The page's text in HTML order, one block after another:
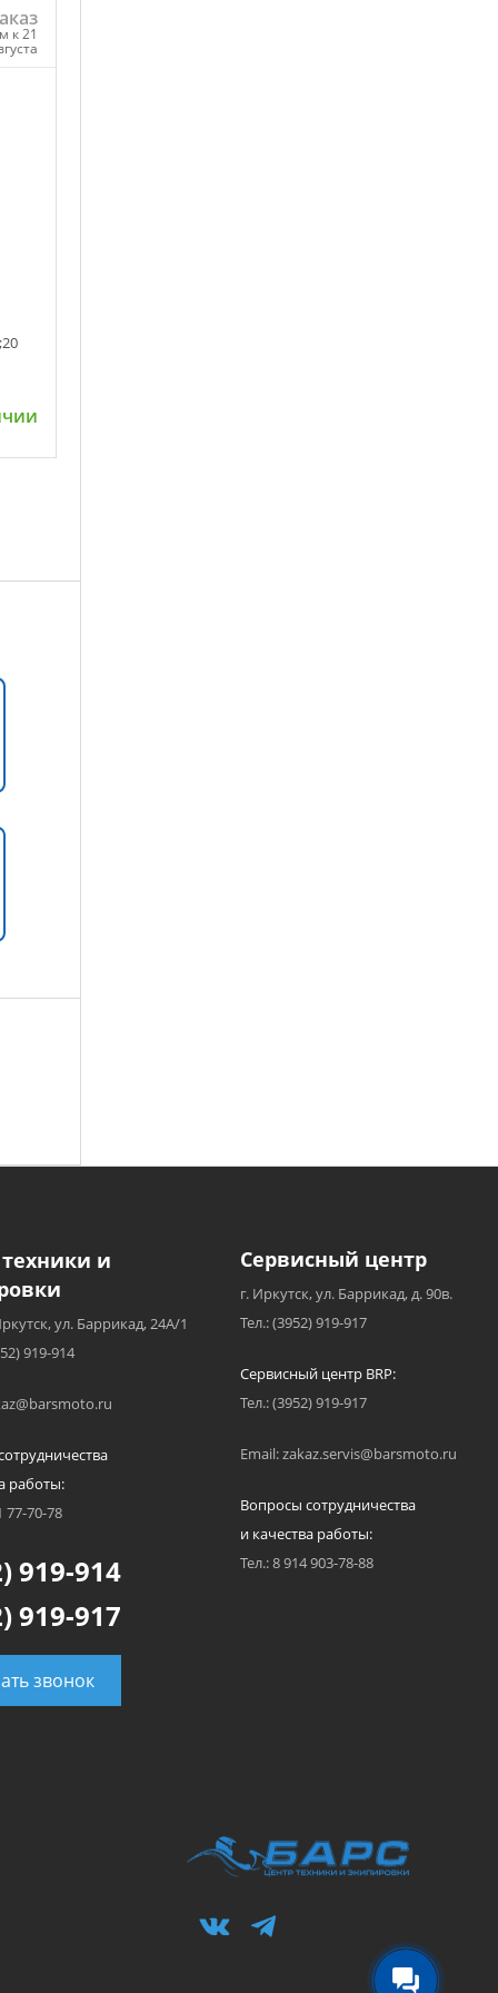
к 21
и
ул. Баррикад, 24А/1
919-914
работы:
77-70-78
919-914
919-917
звонок
Сервисный центр
г. Иркутск, ул. Баррикад, д. 90в.
Тел.: (3952) 919-917
Сервисный центр BRP:
Тел.: (3952) 919-917
Email: zakaz.servis@barsmoto.ru
Вопросы сотрудничества
и качества работы:
Тел.: 8 914 903-78-88